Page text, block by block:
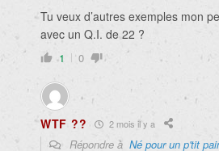
Tu veux d’autres exemples mon
avec un Q.I. de 22 ?
1 0
WTF ?? 2 mois il y a
Répondre à Né pour un p'tit